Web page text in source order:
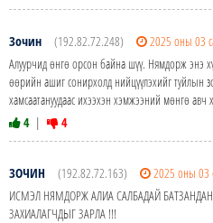
Зочин (192.82.72.248)
2025 оны 03
Алуурчид өнгө орсон байна шүү. Нямдорж энэ
өөрийн ашиг сонирхолд нийцүүлэхийг туйлын
хамсаатануудаас ихээхэн хэмжээний мөнгө авч
4 | 4
ЗОЧИН (192.82.72.163)
2025 оны 03
ИСМЭЛ НЯМДОРЖ АЛИА САЛБАДАЙ
ЗАХИАЛАГЧДЫГ ЗАРЛА !!!